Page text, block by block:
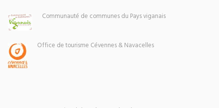
Communauté de communes du Pays viganais
Office de tourisme Cévennes & Navacelles